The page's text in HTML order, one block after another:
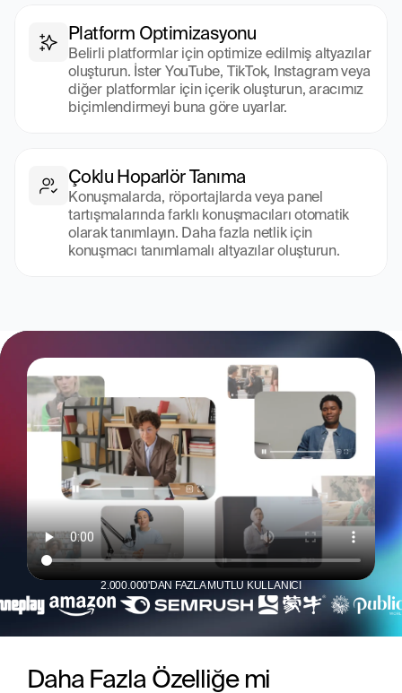
Platform Optimizasyonu
Belirli platformlar için optimize edilmiş altyazılar
oluşturun. İster YouTube, TikTok, Instagram veya
diğer platformlar için içerik oluşturun, aracımız
biçimlendirmeyi buna göre uyarlar.
Çoklu Hoparlör Tanıma
Konuşmalarda, röportajlarda veya panel
tartışmalarında farklı konuşmacıları otomatik
olarak tanımlayın. Daha fazla netlik için
konuşmacı tanımlamalı altyazılar oluşturun.
Daha Fazla Özelliğe mi
2.000.000'DAN FAZLA MUTLU KULLANICI